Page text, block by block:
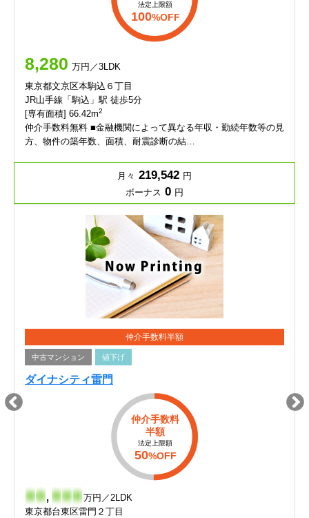
法定上限額
100%OFF
8,280 万円／3LDK
東京都文京区本駒込６丁目
JR山手線「駒込」駅 徒歩5分
[専有面積] 66.42m2
仲介手数料無料 ■金融機関によって異なる年収・勤続年数等の見
方、物件の築年数、面積、耐震診断の結…
月々 219,542 円
ボーナス 0 円
仲介手数料半額
中古マンション 値下げ
ダイナシティ雷門
仲介手数料
半額
法定上限額
50%OFF
- - ,- - - 万円／2LDK
東京都台東区雷門２丁目